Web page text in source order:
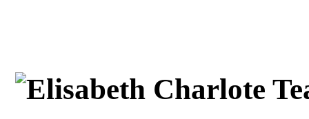
Elisabeth Charlote